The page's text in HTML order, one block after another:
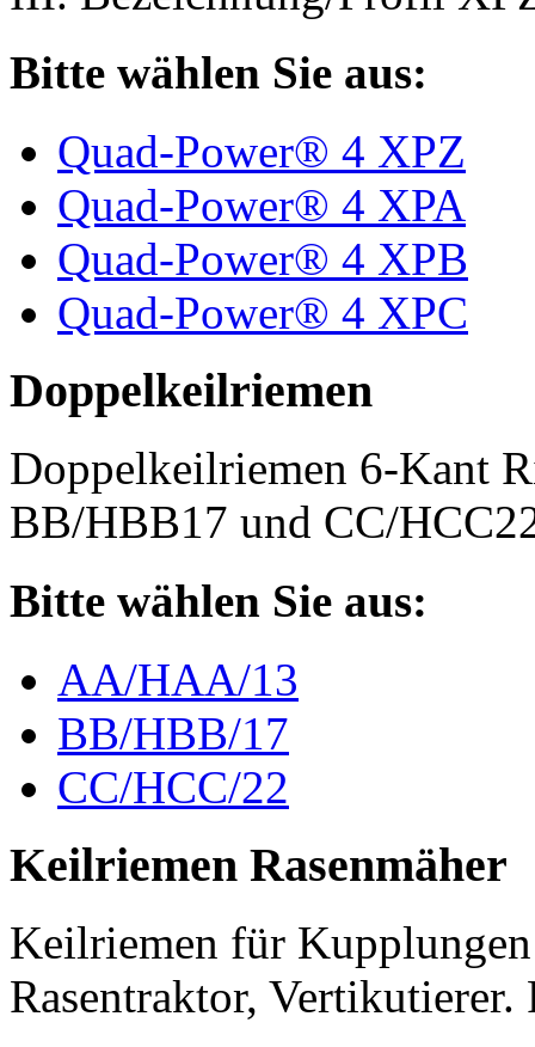
Bitte wählen Sie aus:
Quad-Power® 4 XPZ
Quad-Power® 4 XPA
Quad-Power® 4 XPB
Quad-Power® 4 XPC
Doppelkeilriemen
Doppelkeilriemen 6-Kant
BB/HBB17 und CC/
Bitte wählen Sie aus:
AA/HAA/13
BB/HBB/17
CC/HCC/22
Keilriemen Rasenmäher
Keilriemen für Kupplungen
Rasentraktor,